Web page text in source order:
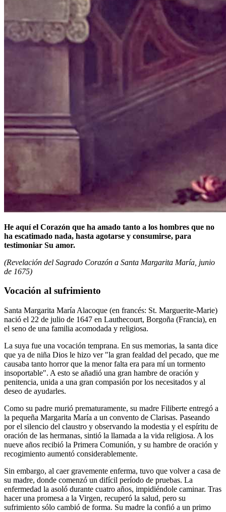
He aquí el Corazón que ha amado tanto a los hombres que no
ha escatimado nada, hasta agotarse y consumirse, para
testimoniar Su amor.
(Revelación del Sagrado Corazón a Santa Margarita María, junio
de 1675)
Vocación al sufrimiento
Santa Margarita María Alacoque (en francés: St. Marguerite-Marie)
nació el 22 de julio de 1647 en Lauthecourt, Borgoña (Francia), en
el seno de una familia acomodada y religiosa.
La suya fue una vocación temprana. En sus memorias, la santa dice
que ya de niña Dios le hizo ver "la gran fealdad del pecado, que me
causaba tanto horror que la menor falta era para mí un tormento
insoportable". A esto se añadió una gran hambre de oración y
penitencia, unida a una gran compasión por los necesitados y al
deseo de ayudarles.
Como su padre murió prematuramente, su madre Filiberte entregó a
la pequeña Margarita María a un convento de Clarisas. Paseando
por el silencio del claustro y observando la modestia y el espíritu de
oración de las hermanas, sintió la llamada a la vida religiosa. A los
nueve años recibió la Primera Comunión, y su hambre de oración y
recogimiento aumentó considerablemente.
Sin embargo, al caer gravemente enferma, tuvo que volver a casa de
su madre, donde comenzó un difícil período de pruebas. La
enfermedad la asoló durante cuatro años, impidiéndole caminar. Tras
hacer una promesa a la Virgen, recuperó la salud, pero su
sufrimiento sólo cambió de forma. Su madre la confió a un primo